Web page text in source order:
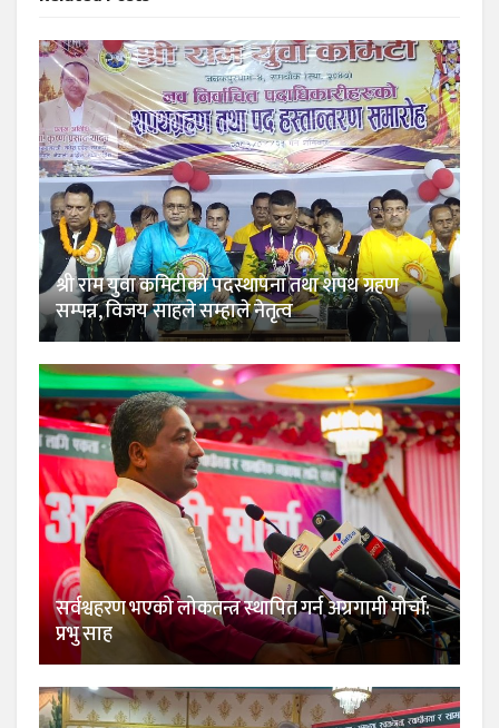
श्री राम युवा कमिटीको पदस्थापना तथा शपथ ग्रहण
सम्पन्न, विजय साहले सम्हाले नेतृत्व
सर्वश्वहरण भएको लोकतन्त्र स्थापित गर्न अग्रगामी मोर्चा:
प्रभु साह